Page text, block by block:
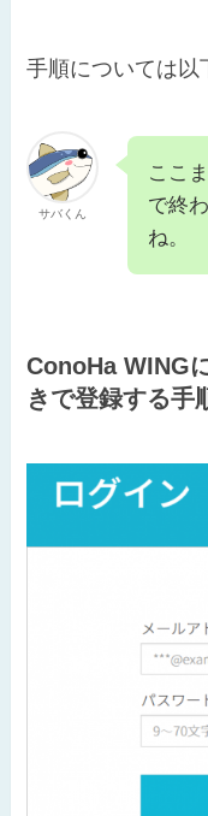
手順については以
サバくん
ここ
で終
ね。
ConoHa WING
きで登録する手